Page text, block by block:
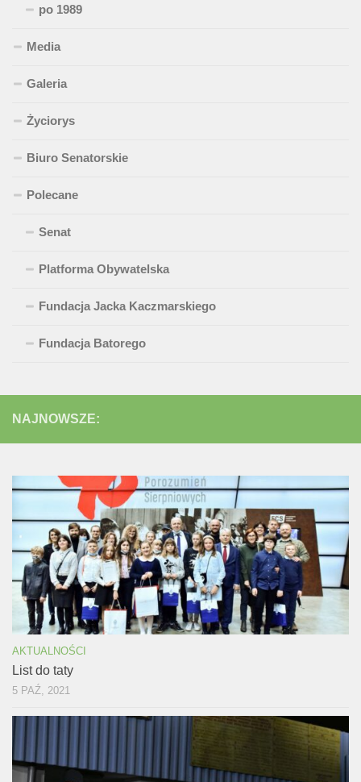
po 1989
Media
Galeria
Życiorys
Biuro Senatorskie
Polecane
Senat
Platforma Obywatelska
Fundacja Jacka Kaczmarskiego
Fundacja Batorego
NAJNOWSZE:
AKTUALNOŚCI
List do taty
5 PAŹ, 2021